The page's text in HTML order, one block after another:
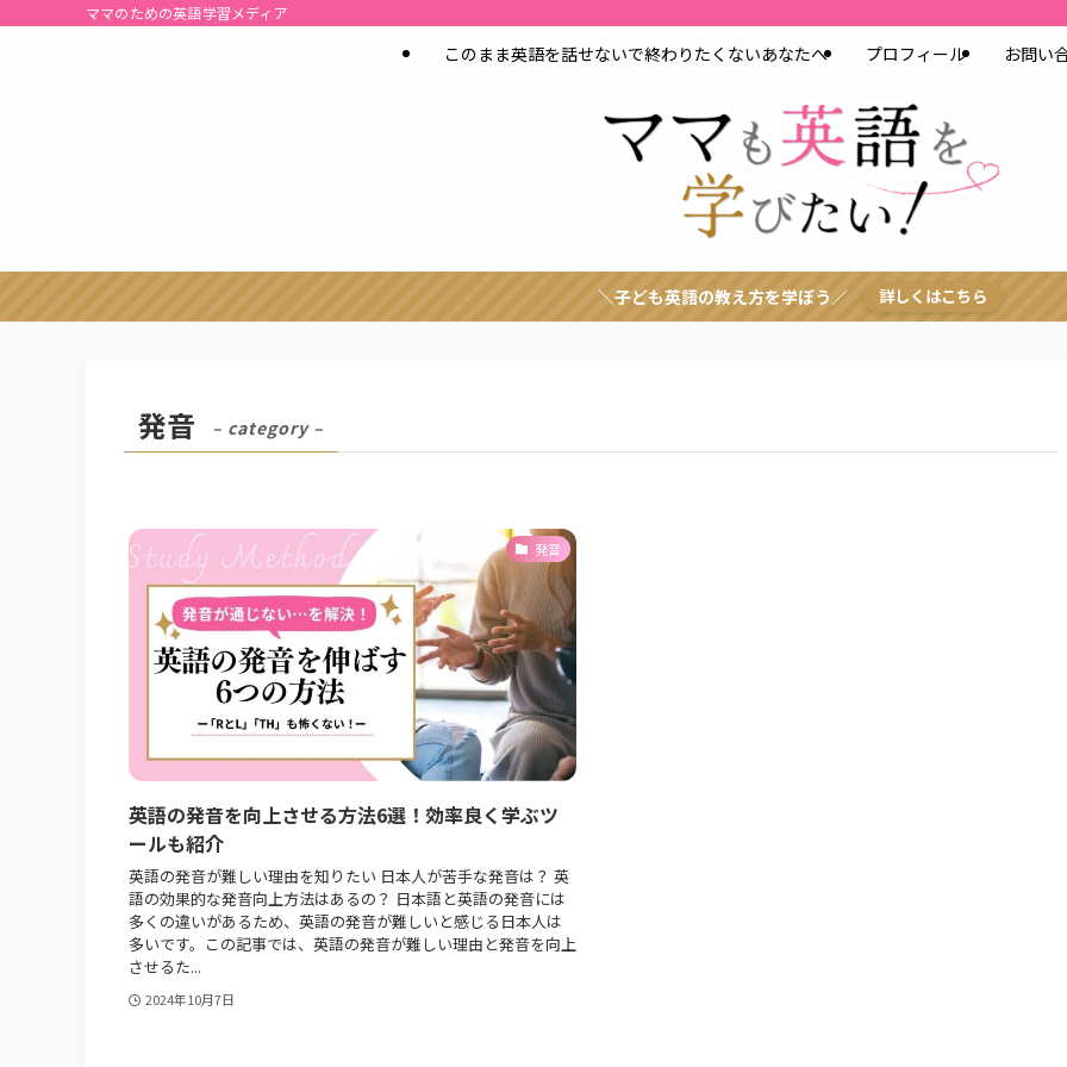
ママのための英語学習メディア
このまま英語を話せないで終わりたくないあなたへ プロフィール お問い
＼子ども英語の教え方を学ぼう／ 詳しくはこちら
発音 – category –
発音
英語の発音を向上させる方法6選！効率良く学ぶツ
ールも紹介
英語の発音が難しい理由を知りたい 日本人が苦手な発音は？ 英
語の効果的な発音向上方法はあるの？ 日本語と英語の発音には
多くの違いがあるため、英語の発音が難しいと感じる日本人は
多いです。この記事では、英語の発音が難しい理由と発音を向上
させるた...
2024年10月7日